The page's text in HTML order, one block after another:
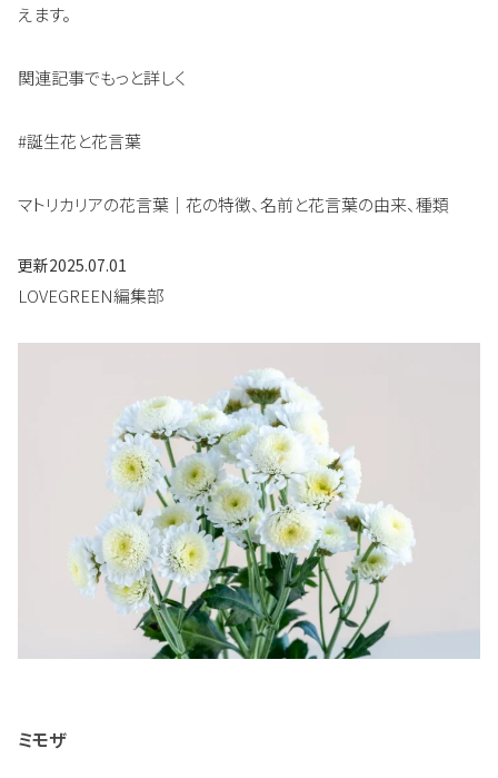
えます。
関連記事でもっと詳しく
#誕生花と花言葉
マトリカリアの花言葉｜花の特徴、名前と花言葉の由来、種類
更新2025.07.01
LOVEGREEN編集部
ミモザ